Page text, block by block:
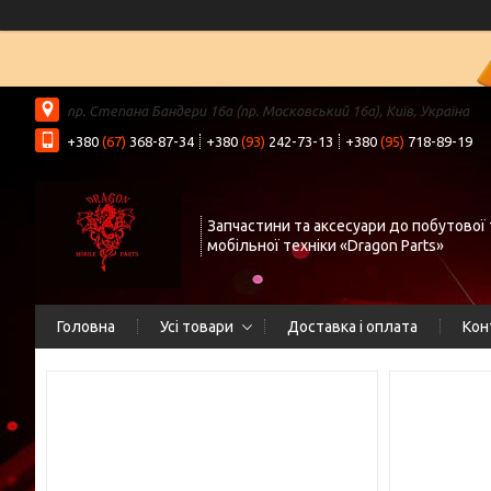
пр. Степана Бандери 16а (пр. Московський 16а), Київ, Україна
+380 (67) 368-87-34 +380 (93) 242-73-13 +380 (95) 718-89-19
Запчастини та аксесуари до побутової
мобільної техніки «Dragon Parts»
Головна Усі товари Доставка і оплата